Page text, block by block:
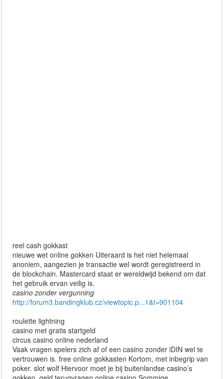
reel cash gokkast
nieuwe wet online gokken Uiteraard is het niet helemaal
anoniem, aangezien je transactie wel wordt geregistreerd in
de blockchain. Mastercard staat er wereldwijd bekend om dat
het gebruik ervan veilig is.
casino zonder vergunning
http://forum3.bandingklub.cz/viewtopic.p...1&t=901104
roulette lightning
casino met gratis startgeld
circus casino online nederland
Vaak vragen spelers zich af of een casino zonder iDIN wel te
vertrouwen is. free online gokkasten Kortom, met inbegrip van
poker. slot wolf Hiervoor moet je bij buitenlandse casino’s